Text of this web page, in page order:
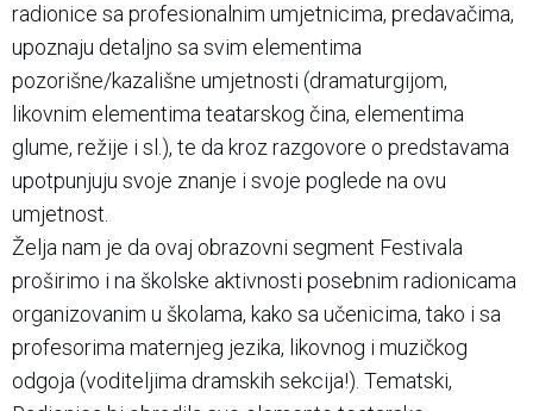
radionice sa profesionalnim umjetnicima, predavačima,
upoznaju detaljno sa svim elementima
pozorišne/kazališne umjetnosti (dramaturgijom,
likovnim elementima teatarskog čina, elementima
glume, režije i sl.), te da kroz razgovore o predstavama
upotpunjuju svoje znanje i svoje poglede na ovu
umjetnost.
Želja nam je da ovaj obrazovni segment Festivala
proširimo i na školske aktivnosti posebnim radionicama
organizovanim u školama, kako sa učenicima, tako i sa
profesorima maternjeg jezika, likovnog i muzičkog
odgoja (voditeljima dramskih sekcija!). Tematski,